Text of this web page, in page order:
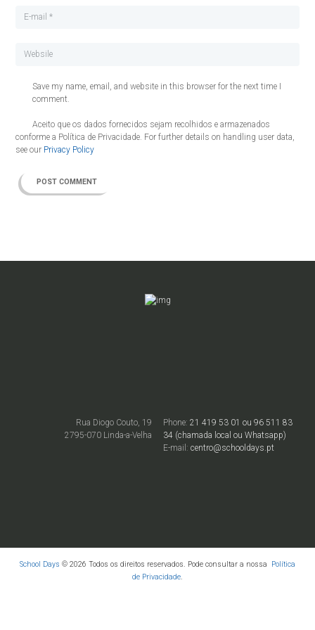
Save my name, email, and website in this browser for the next time I
comment.
Aceito que os dados fornecidos sejam recolhidos e armazenados
conforme a Política de Privacidade. For further details on handling user data,
see our Privacy Policy
Phone:21 419 53 01 ou 96 511 83
34 (chamada local ou Whatsapp)
E-mail:centro@schooldays.pt
Rua Diogo Couto, 19
2795-070 Linda-a-Velha
School Days © 2026 Todos os direitos reservados. Pode consultar a nossa Política
de Privacidade.